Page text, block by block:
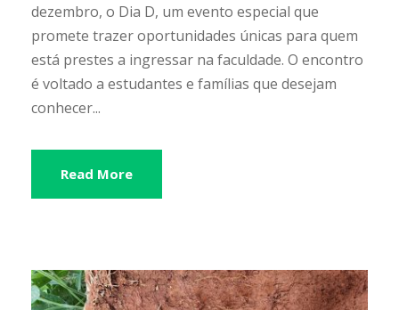
dezembro, o Dia D, um evento especial que
promete trazer oportunidades únicas para quem
está prestes a ingressar na faculdade. O encontro
é voltado a estudantes e famílias que desejam
conhecer...
Read More